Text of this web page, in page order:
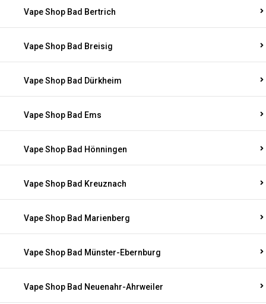
Vape Shop Bad Bertrich
Vape Shop Bad Breisig
Vape Shop Bad Dürkheim
Vape Shop Bad Ems
Vape Shop Bad Hönningen
Vape Shop Bad Kreuznach
Vape Shop Bad Marienberg
Vape Shop Bad Münster-Ebernburg
Vape Shop Bad Neuenahr-Ahrweiler